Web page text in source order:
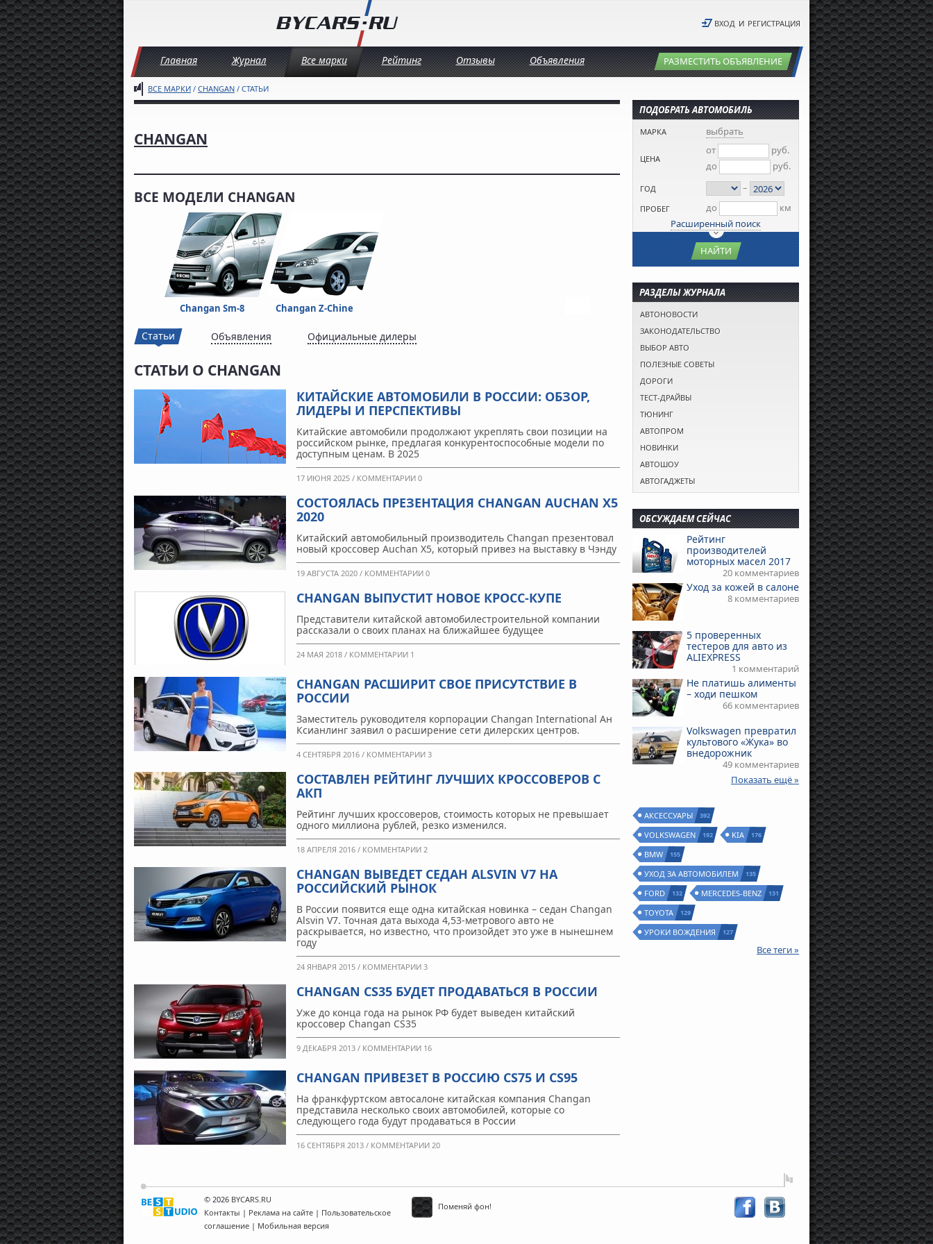
ВХОД И РЕГИСТРАЦИЯ
Главная Журнал Все марки Рейтинг Отзывы Объявления РАЗМЕСТИТЬ ОБЪЯВЛЕНИЕ
ВСЕ МАРКИ / CHANGAN / СТАТЬИ
CHANGAN
ВСЕ МОДЕЛИ CHANGAN
Changan Sm-8 Changan Z-Chine
Статьи Объявления Официальные дилеры
СТАТЬИ О CHANGAN
КИТАЙСКИЕ АВТОМОБИЛИ В РОССИИ: ОБЗОР,
ЛИДЕРЫ И ПЕРСПЕКТИВЫ
Китайские автомобили продолжают укреплять свои позиции на
российском рынке, предлагая конкурентоспособные модели по
доступным ценам. В 2025
17 ИЮНЯ 2025 / КОММЕНТАРИИ 0
СОСТОЯЛАСЬ ПРЕЗЕНТАЦИЯ CHANGAN AUCHAN X5
2020
Китайский автомобильный производитель Changan презентовал
новый кроссовер Auchan X5, который привез на выставку в Чэнду
19 АВГУСТА 2020 / КОММЕНТАРИИ 0
CHANGAN ВЫПУСТИТ НОВОЕ КРОСС-КУПЕ
Представители китайской автомобилестроительной компании
рассказали о своих планах на ближайшее будущее
24 МАЯ 2018 / КОММЕНТАРИИ 1
CHANGAN РАСШИРИТ СВОЕ ПРИСУТСТВИЕ В
РОССИИ
Заместитель руководителя корпорации Changan International Ан
Ксианлинг заявил о расширение сети дилерских центров.
4 СЕНТЯБРЯ 2016 / КОММЕНТАРИИ 3
СОСТАВЛЕН РЕЙТИНГ ЛУЧШИХ КРОССОВЕРОВ С
АКП
Рейтинг лучших кроссоверов, стоимость которых не превышает
одного миллиона рублей, резко изменился.
18 АПРЕЛЯ 2016 / КОММЕНТАРИИ 2
CHANGAN ВЫВЕДЕТ СЕДАН ALSVIN V7 НА
РОССИЙСКИЙ РЫНОК
В России появится еще одна китайская новинка – седан Changan
Alsvin V7. Точная дата выхода 4,53-метрового авто не
раскрывается, но известно, что произойдет это уже в нынешнем
году
24 ЯНВАРЯ 2015 / КОММЕНТАРИИ 3
CHANGAN CS35 БУДЕТ ПРОДАВАТЬСЯ В РОССИИ
Уже до конца года на рынок РФ будет выведен китайский
кроссовер Changan CS35
9 ДЕКАБРЯ 2013 / КОММЕНТАРИИ 16
CHANGAN ПРИВЕЗЕТ В РОССИЮ CS75 И CS95
На франкфуртском автосалоне китайская компания Changan
представила несколько своих автомобилей, которые со
следующего года будут продаваться в России
16 СЕНТЯБРЯ 2013 / КОММЕНТАРИИ 20
ПОДОБРАТЬ АВТОМОБИЛЬ
МАРКА выбрать
ЦЕНА
от
руб.
до
руб.
ГОД –
ПРОБЕГ до
км
Расширенный поиск
НАЙТИ
РАЗДЕЛЫ ЖУРНАЛА
АВТОНОВОСТИ
ЗАКОНОДАТЕЛЬСТВО
ВЫБОР АВТО
ПОЛЕЗНЫЕ СОВЕТЫ
ДОРОГИ
ТЕСТ-ДРАЙВЫ
ТЮНИНГ
АВТОПРОМ
НОВИНКИ
АВТОШОУ
АВТОГАДЖЕТЫ
ОБСУЖДАЕМ СЕЙЧАС
Рейтинг
производителей
моторных масел 2017
20 комментариев
Уход за кожей в салоне
8 комментариев
5 проверенных
тестеров для авто из
ALIEXPRESS
1 комментарий
Не платишь алименты
– ходи пешком
66 комментариев
Volkswagen превратил
культового «Жука» во
внедорожник
49 комментариев
Показать ещё »
АКСЕССУАРЫ 392
VOLKSWAGEN 192 KIA 176
BMW 155
УХОД ЗА АВТОМОБИЛЕМ 135
FORD 132 MERCEDES-BENZ 131
TOYOTA 129
УРОКИ ВОЖДЕНИЯ 127
Все теги »
Поменяй фон!
© 2026 BYCARS.RU
Контакты | Реклама на сайте | Пользовательское
соглашение | Мобильная версия